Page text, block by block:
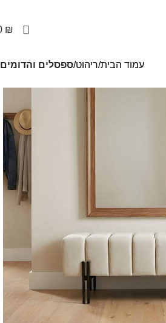
0
₪
עמוד הבית ריהוט ספסלים והדומים